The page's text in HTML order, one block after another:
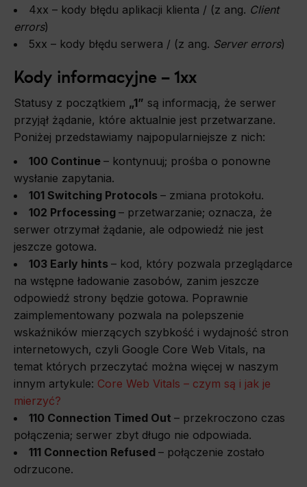
4xx – kody błędu aplikacji klienta / (z ang. Client
errors)
5xx – kody błędu serwera / (z ang. Server errors)
Kody informacyjne – 1xx
Statusy z początkiem „1” są informacją, że serwer
przyjął żądanie, które aktualnie jest przetwarzane.
Poniżej przedstawiamy najpopularniejsze z nich:
100 Continue – kontynuuj; prośba o ponowne
wysłanie zapytania.
101 Switching Protocols – zmiana protokołu.
102 Prfocessing – przetwarzanie; oznacza, że
serwer otrzymał żądanie, ale odpowiedź nie jest
jeszcze gotowa.
103 Early hints – kod, który pozwala przeglądarce
na wstępne ładowanie zasobów, zanim jeszcze
odpowiedź strony będzie gotowa. Poprawnie
zaimplementowany pozwala na polepszenie
wskaźników mierzących szybkość i wydajność stron
internetowych, czyli Google Core Web Vitals, na
temat których przeczytać można więcej w naszym
innym artykule: Core Web Vitals – czym są i jak je
mierzyć?
110 Connection Timed Out – przekroczono czas
połączenia; serwer zbyt długo nie odpowiada.
111 Connection Refused – połączenie zostało
odrzucone.